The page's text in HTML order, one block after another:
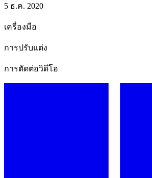
5 ธ.ค. 2020
เครื่องมือ
การปรับแต่ง
การตัดต่อวิดีโอ